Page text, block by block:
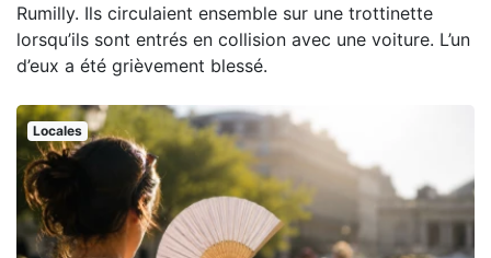
Rumilly. Ils circulaient ensemble sur une trottinette
lorsqu’ils sont entrés en collision avec une voiture. L’un
d’eux a été grièvement blessé.
Locales